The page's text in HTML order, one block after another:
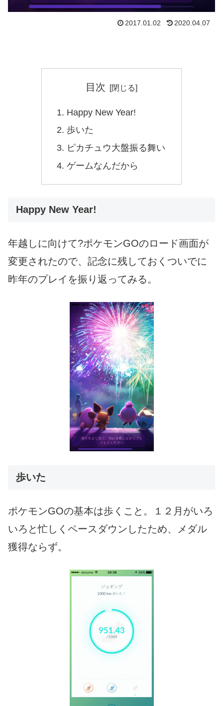
2017.01.02 2020.04.07
目次
Happy New Year!
歩いた
ピカチュウ大盤振る舞い
ゲームなんだから
Happy New Year!
年越しに向けて?ポケモンGOのロード画面が
変更されたので、記念に残しておくついでに
昨年のプレイを振り返ってみる。
歩いた
ポケモンGOの基本は歩くこと。１２月がいろ
いろと忙しくペースダウンしたため、メダル
獲得ならず。